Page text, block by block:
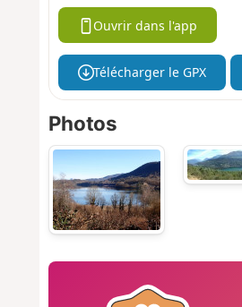
Ouvrir dans l'app
Télécharger le GPX
Photos